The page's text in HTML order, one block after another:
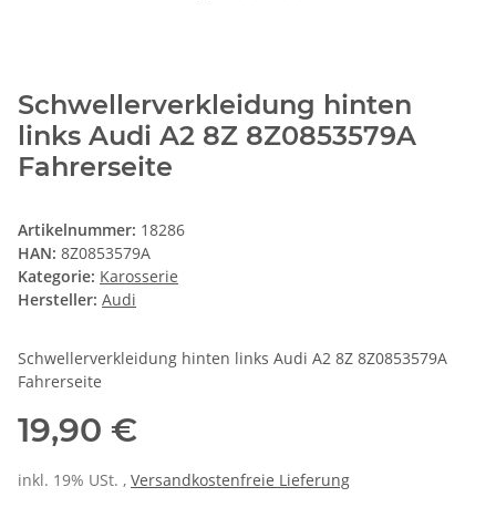
Schwellerverkleidung hinten
links Audi A2 8Z 8Z0853579A
Fahrerseite
Artikelnummer: 18286
HAN: 8Z0853579A
Kategorie: Karosserie
Hersteller: Audi
Schwellerverkleidung hinten links Audi A2 8Z 8Z0853579A
Fahrerseite
19,90 €
inkl. 19% USt. , Versandkostenfreie Lieferung